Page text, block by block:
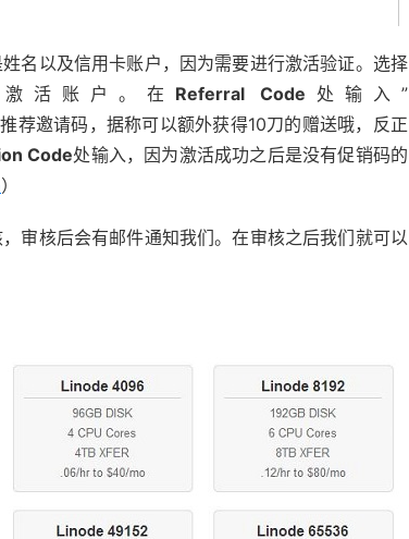
名以及信用卡账户，因为需要进行激活验证。选择
活账户。在 Referral Code 处输入”
邀请码，据称可以额外获得10刀的赠送哦，反正
Code处输入，因为激活成功之后是没有促销码的
）
审核后会有邮件通知我们。在审核之后我们就可以